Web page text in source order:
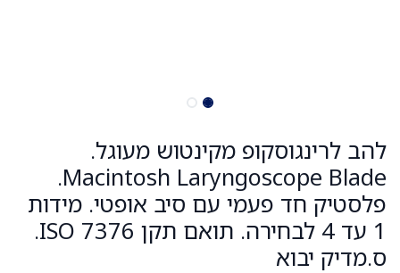
להב לרינגוסקופ מקינטוש מעוגל.
Macintosh Laryngoscope Blade.
פלסטיק חד פעמי עם סיב אופטי. מידות
1 עד 4 לבחירה. תואם תקן ISO 7376.
ס.מדיק יבוא